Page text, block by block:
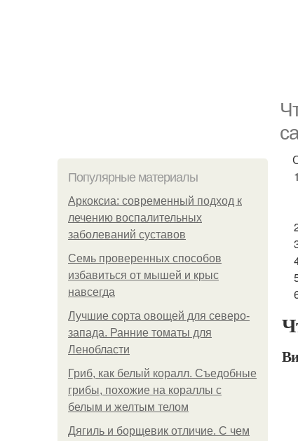
Популярные материалы
Аркоксиа: современный подход к
лечению воспалительных
заболеваний суставов
Семь проверенных способов
избавиться от мышей и крыс
навсегда
Лучшие сорта овощей для северо-
запада. Ранние томаты для
Ленобласти
Гриб, как белый коралл. Съедобные
грибы, похожие на кораллы с
белым и желтым телом
Дягиль и борщевик отличие. С чем